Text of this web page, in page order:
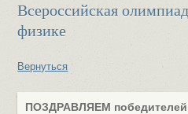
Всероссийская
физике
Вернуться
ПОЗДРАВЛЯЕМ победителей